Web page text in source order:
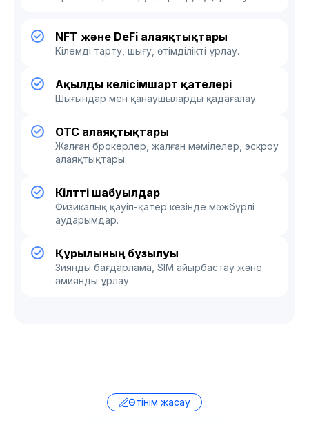
NFT және DeFi алаяқтықтары
Кілемді тарту, шығу, өтімділікті ұрлау.
Ақылды келісімшарт қателері
Шығындар мен қанаушыларды қадағалау.
OTC алаяқтықтары
Жалған брокерлер, жалған мәмілелер, эскроу
алаяқтықтары.
Кілтті шабуылдар
Физикалық қауіп-қатер кезінде мәжбүрлі
аударымдар.
Құрылғының бұзылуы
Зиянды бағдарлама, SIM айырбастау және
әмиянды ұрлау.
Өтінім жасау